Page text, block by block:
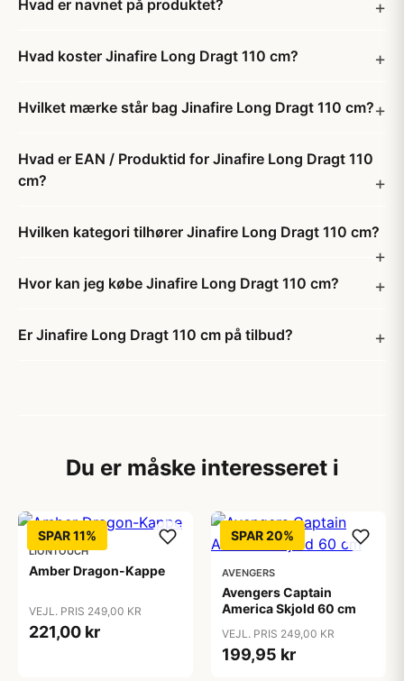
Hvad er navnet på produktet?
Hvad koster Jinafire Long Dragt 110 cm?
Hvilket mærke står bag Jinafire Long Dragt 110 cm?
Hvad er EAN / Produktid for Jinafire Long Dragt 110
cm?
Hvilken kategori tilhører Jinafire Long Dragt 110 cm?
Hvor kan jeg købe Jinafire Long Dragt 110 cm?
Er Jinafire Long Dragt 110 cm på tilbud?
Du er måske interesseret i
SPAR 11%
LIONTOUCH
Amber Dragon-Kappe
VEJL. PRIS 249,00 KR
221,00 kr
SPAR 20%
AVENGERS
Avengers Captain
America Skjold 60 cm
VEJL. PRIS 249,00 KR
199,95 kr